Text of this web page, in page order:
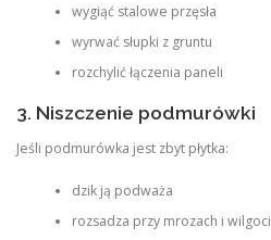
wygiąć stalowe przęsła
wyrwać słupki z gruntu
rozchylić łączenia paneli
3. Niszczenie podmurówki
Jeśli podmurówka jest zbyt płytka:
dzik ją podważa
rozsadza przy mrozach i wilgoci